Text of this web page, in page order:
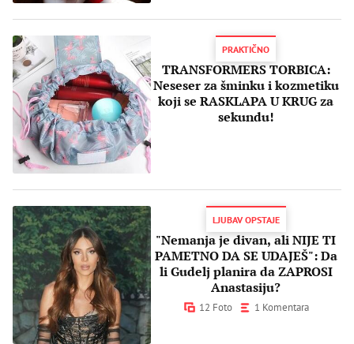
PRAKTIČNO
TRANSFORMERS TORBICA:
Neseser za šminku i kozmetiku
koji se RASKLAPA U KRUG za
sekundu!
LJUBAV OPSTAJE
"Nemanja je divan, ali NIJE TI
PAMETNO DA SE UDAJEŠ": Da
li Gudelj planira da ZAPROSI
Anastasiju?
12 Foto 1 Komentara